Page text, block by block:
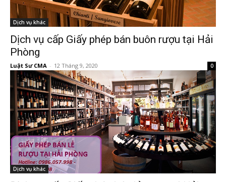
Dịch vụ khác
Dịch vụ cấp Giấy phép bán buôn rượu tại Hải
Phòng
Luật Sư CMA - 12 Tháng 9, 2020 0
Dịch vụ khác